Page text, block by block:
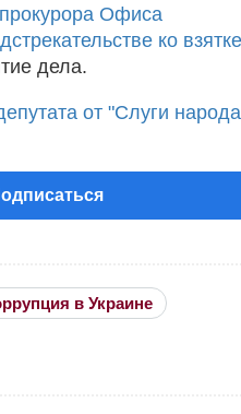
Офиса
ко
дела.
от "Слуги
в Украине